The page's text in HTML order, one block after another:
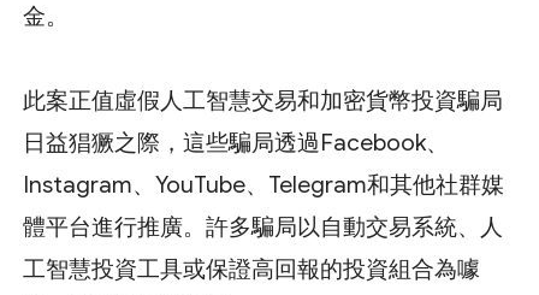
金。
此案正值虛假人工智慧交易和加密貨幣投資騙局
日益猖獗之際，這些騙局透過Facebook、
Instagram、YouTube、Telegram和其他社群媒
體平台進行推廣。許多騙局以自動交易系統、人
工智慧投資工具或保證高回報的投資組合為噱